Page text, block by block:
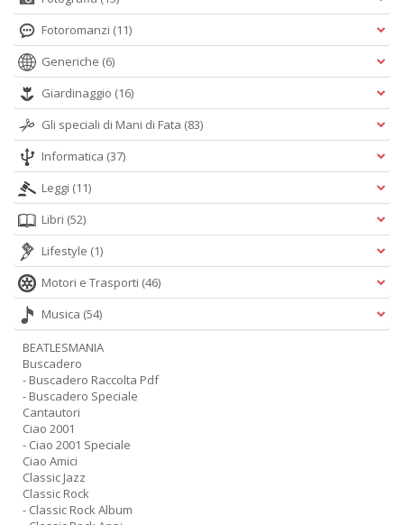
Fotoromanzi (11)
Generiche (6)
Giardinaggio (16)
Gli speciali di Mani di Fata (83)
Informatica (37)
Leggi (11)
Libri (52)
Lifestyle (1)
Motori e Trasporti (46)
Musica (54)
BEATLESMANIA
Buscadero
- Buscadero Raccolta Pdf
- Buscadero Speciale
Cantautori
Ciao 2001
- Ciao 2001 Speciale
Ciao Amici
Classic Jazz
Classic Rock
- Classic Rock Album